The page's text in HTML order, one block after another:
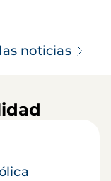
noticias